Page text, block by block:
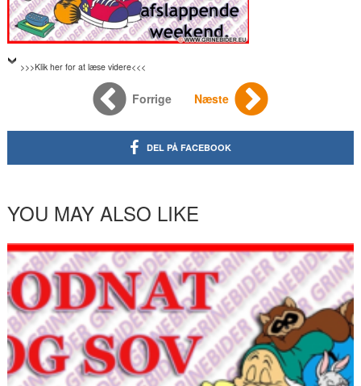
>>>Klik her for at læse videre<<<
Forrige Næste
DEL PÅ FACEBOOK
YOU MAY ALSO LIKE